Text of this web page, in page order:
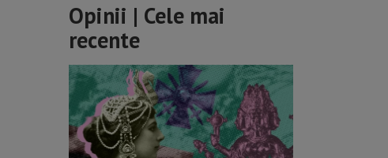
Opinii | Cele mai
recente